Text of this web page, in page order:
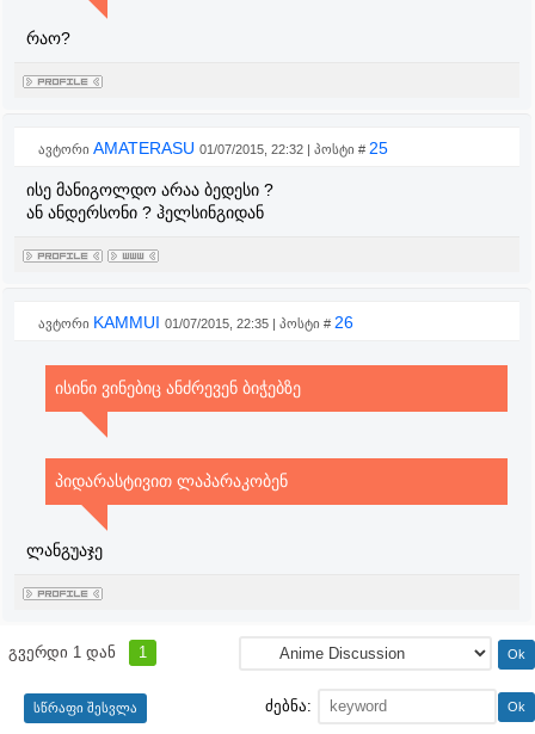
რაო?
ავტორი AMATERASU 01/07/2015, 22:32 | პოსტი # 25
ისე მანიგოლდო არაა ბედესი ?
ან ანდერსონი ? ჰელსინგიდან
ავტორი KAMMUI 01/07/2015, 22:35 | პოსტი # 26
ისინი ვინებიც ანძრევენ ბიჭებზე
პიდარასტივით ლაპარაკობენ
ლანგუაჯე
გვერდი 1 დან 1
ძებნა: